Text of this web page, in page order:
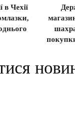
в Чехії